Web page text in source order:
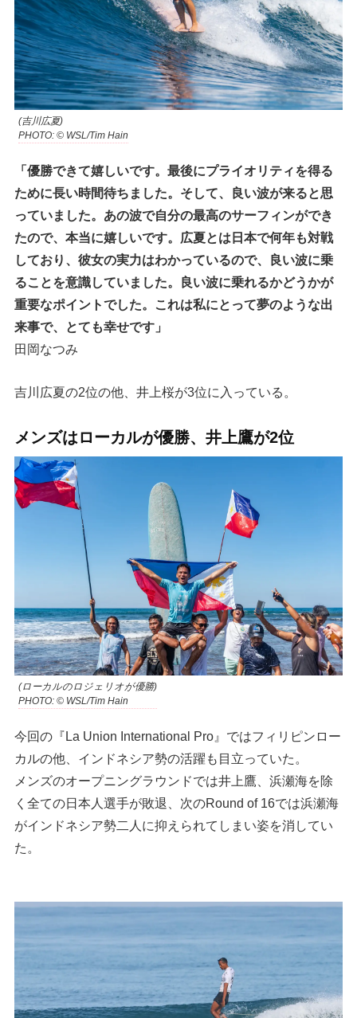
(吉川広夏)
PHOTO: © WSL/Tim Hain
「優勝できて嬉しいです。最後にプライオリティを得る
ために長い時間待ちました。そして、良い波が来ると思
っていました。あの波で自分の最高のサーフィンができ
たので、本当に嬉しいです。広夏とは日本で何年も対戦
しており、彼女の実力はわかっているので、良い波に乗
ることを意識していました。良い波に乗れるかどうかが
重要なポイントでした。これは私にとって夢のような出
来事で、とても幸せです」
田岡なつみ
吉川広夏の2位の他、井上桜が3位に入っている。
メンズはローカルが優勝、井上鷹が2位
(ローカルのロジェリオが優勝)
PHOTO: © WSL/Tim Hain
今回の『La Union International Pro』ではフィリピンロー
カルの他、インドネシア勢の活躍も目立っていた。
メンズのオープニングラウンドでは井上鷹、浜瀬海を除
く全ての日本人選手が敗退、次のRound of 16では浜瀬海
がインドネシア勢二人に抑えられてしまい姿を消してい
た。